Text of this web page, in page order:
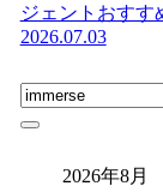
ジェントおすす
2026.07.03
2026年8月